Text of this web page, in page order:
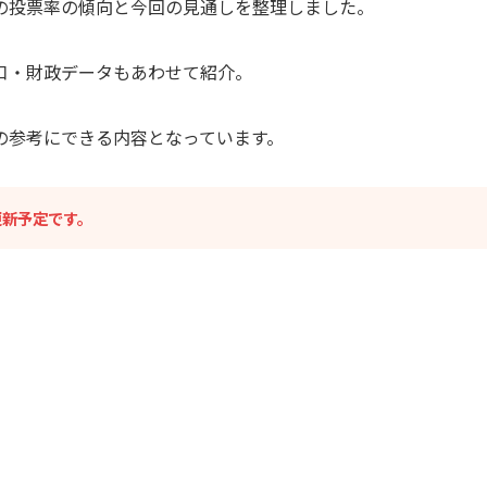
票率の傾向と今回の見通しを整理しました。
財政データもあわせて紹介。
考にできる内容となっています。
予定です。